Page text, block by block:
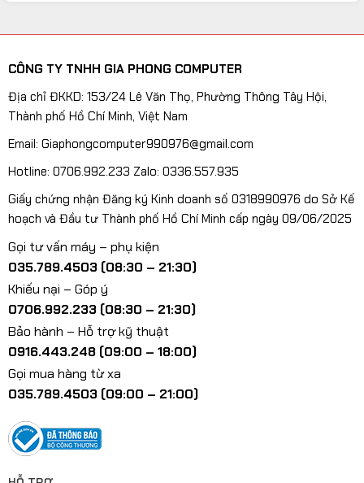
CÔNG TY TNHH GIA PHONG COMPUTER
Địa chỉ ĐKKD: 153/24 Lê Văn Thọ, Phường Thông Tây Hội,
Thành phố Hồ Chí Minh, Việt Nam
Email: Giaphongcomputer990976@gmail.com
Hotline: 0706.992.233 Zalo: 0336.557.935
Giấy chứng nhận Đăng ký Kinh doanh số 0318990976 do Sở Kế
hoạch và Đầu tư Thành phố Hồ Chí Minh cấp ngày 09/06/2025
Gọi tư vấn máy – phụ kiện
035.789.4503 (08:30 – 21:30)
Khiếu nại – Góp ý
0706.992.233 (08:30 – 21:30)
Bảo hành – Hỗ trợ kỹ thuật
0916.443.248 (09:00 – 18:00)
Gọi mua hàng từ xa
035.789.4503 (09:00 – 21:00)